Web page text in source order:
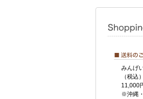
みんげ
（税込
11,000
※沖縄